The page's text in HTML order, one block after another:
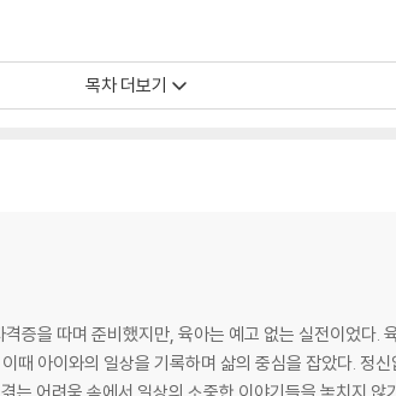
목차 더보기
증을 따며 준비했지만, 육아는 예고 없는 실전이었다.
때 아이와의 일상을 기록하며 삶의 중심을 잡았다. 정